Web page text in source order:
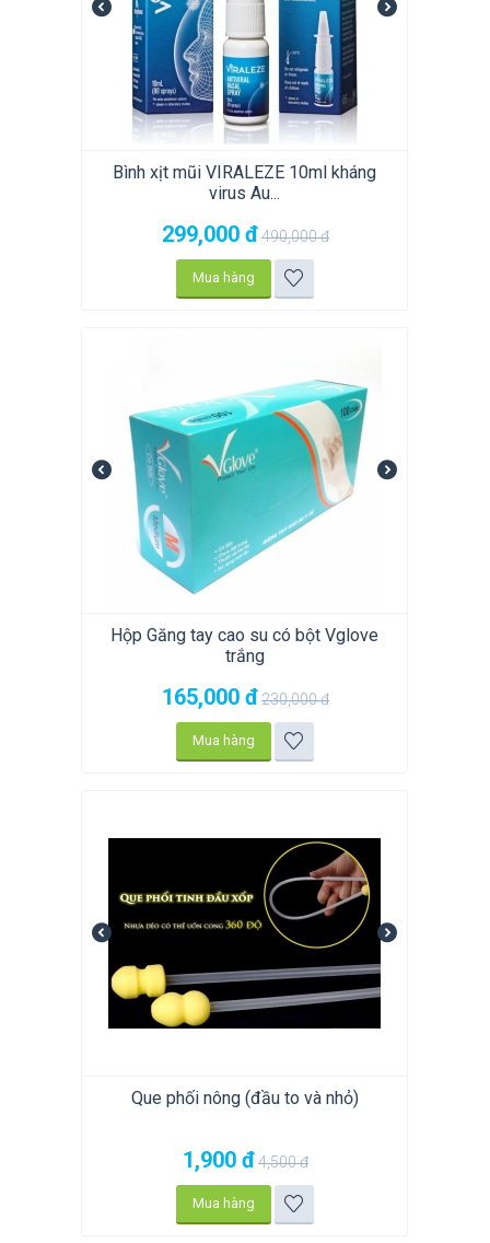
Bình xịt mũi VIRALEZE 10ml kháng
virus Au...
299,000 đ490,000đ
Mua hàng
Hộp Găng tay cao su có bột Vglove
trắng
165,000 đ230,000đ
Mua hàng
Que phối nông (đầu to và nhỏ)
1,900 đ4,500đ
Mua hàng